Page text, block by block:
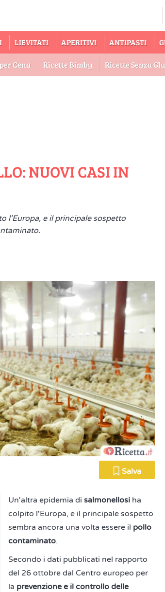
LIEVITATI APERITIVI ANTIPASTI
Cena Ricette Bimby Ricette Senza
NUOVI CASI IN
l'Europa, e il principale sospetto
Salva
Un'altra epidemia di salmonellosi ha
colpito l'Europa, e il principale sospetto
sembra ancora una volta essere il pollo
contaminato.
Secondo i dati pubblicati nel rapporto
del 26 ottobre dal Centro europeo per
la prevenzione e il controllo delle